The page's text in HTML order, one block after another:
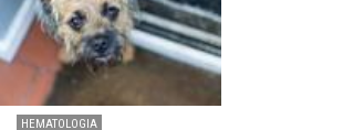
HEMATOLOGIA